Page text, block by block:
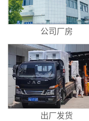
公司厂房
出厂发货